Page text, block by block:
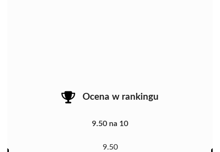
Ocena w rankingu
9.50 na 10
9.50